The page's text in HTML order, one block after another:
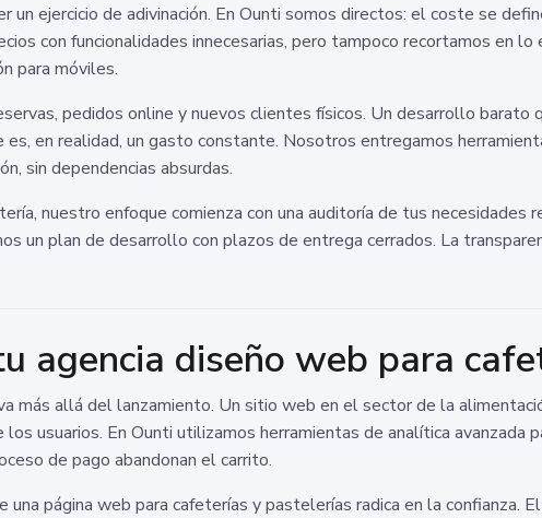
ejercicio de adivinación. En Ounti somos directos: el coste se
con funcionalidades innecesarias, pero tampoco recortamos en lo
para móviles.
pedidos online y nuevos clientes físicos. Un desarrollo barato
en realidad, un gasto constante. Nosotros entregamos
sin dependencias absurdas.
nuestro enfoque comienza con una auditoría de tus necesidades
un plan de desarrollo con plazos de entrega cerrados. La
agencia diseño web para
más allá del lanzamiento. Un sitio web en el sector de la
usuarios. En Ounti utilizamos herramientas de analítica avanzada
de pago abandonan el carrito.
página web para cafeterías y pastelerías radica en la confianza.